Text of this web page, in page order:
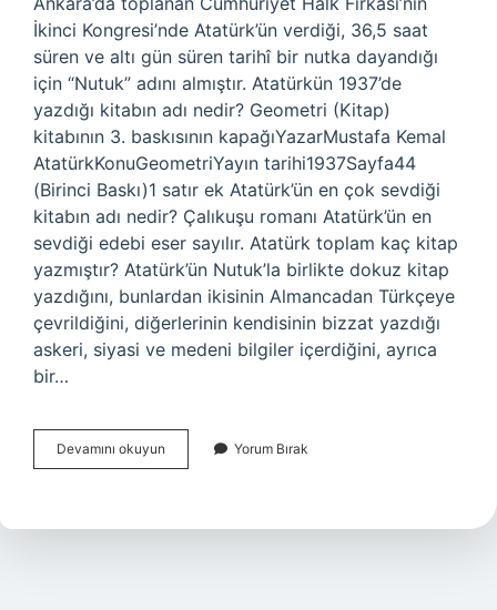
İkinci Kongresi’nde Atatürk’ün verdiği, 36,5 saat
süren ve altı gün süren tarihî bir nutka dayandığı
için “Nutuk” adını almıştır. Atatürkün 1937’de
yazdığı kitabın adı nedir? Geometri (Kitap)
kitabının 3. baskısının kapağıYazarMustafa Kemal
AtatürkKonuGeometriYayın tarihi1937Sayfa44
(Birinci Baskı)1 satır ek Atatürk’ün en çok sevdiği
kitabın adı nedir? Çalıkuşu romanı Atatürk’ün en
sevdiği edebi eser sayılır. Atatürk toplam kaç kitap
yazmıştır? Atatürk’ün Nutuk’la birlikte dokuz kitap
yazdığını, bunlardan ikisinin Almancadan Türkçeye
çevrildiğini, diğerlerinin kendisinin bizzat yazdığı
askeri, siyasi ve medeni bilgiler içerdiğini, ayrıca
bir…
Devamını okuyun Atatürkün
Hazırladığı
Nedir
Yorum Bırak